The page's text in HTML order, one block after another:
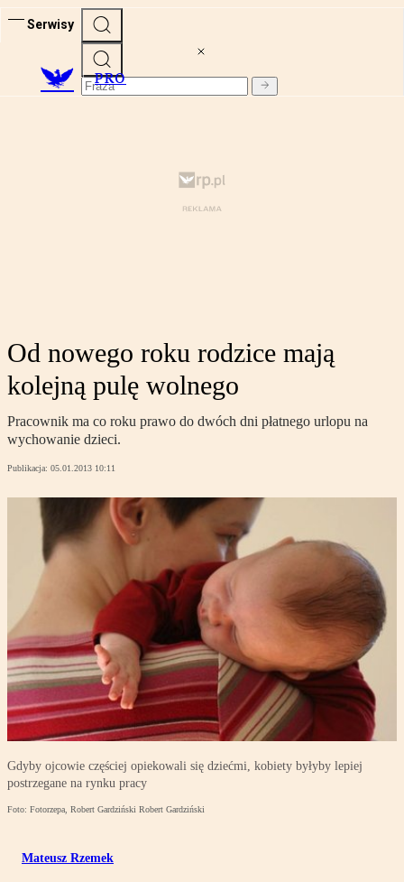
Serwisy
PRO
Od nowego roku rodzice mają
kolejną pulę wolnego
Pracownik ma co roku prawo do dwóch dni płatnego urlopu na
wychowanie dzieci.
Publikacja: 05.01.2013 10:11
Gdyby ojcowie częściej opiekowali się dziećmi, kobiety byłyby lepiej
postrzegane na rynku pracy
Foto: Fotorzepa, Robert Gardziński Robert Gardziński
Mateusz Rzemek